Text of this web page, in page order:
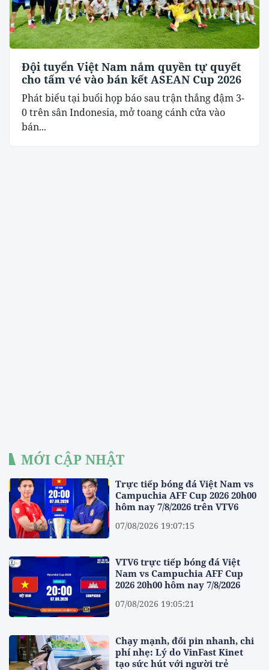
Đội tuyển Việt Nam nắm quyền tự quyết
cho tấm vé vào bán kết ASEAN Cup 2026
Phát biểu tại buổi họp báo sau trận thắng đậm 3-
0 trên sân Indonesia, mở toang cánh cửa vào
bán...
MỚI CẬP NHẬT
Trực tiếp bóng đá Việt Nam vs
Campuchia AFF Cup 2026 20h00
hôm nay 7/8/2026 trên VTV6
07/08/2026 19:07:15
VTV6 trực tiếp bóng đá Việt
Nam vs Campuchia AFF Cup
2026 20h00 hôm nay 7/8/2026
07/08/2026 19:05:21
Chạy mạnh, đổi pin nhanh, chi
phí nhẹ: Lý do VinFast Kinet
tạo sức hút với người trẻ